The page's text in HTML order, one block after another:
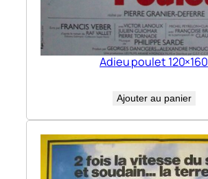
Adieu poulet 120×160
Ajouter au panier